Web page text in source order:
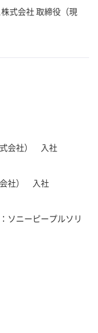
式会社 取締役（現
式会社） 入社
会社） 入社
ソニーピープルソリ